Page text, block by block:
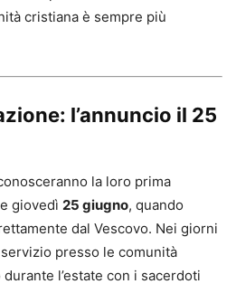
cristiana è sempre più
l’annuncio il 25
la loro prima
giovedì 25 giugno, quando
dal Vescovo. Nei giorni
presso le comunità
l’estate con i sacerdoti